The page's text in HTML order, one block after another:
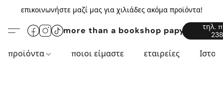
επικοινωνήστε μαζί μας για χιλιάδες ακόμα προϊόντα!
more than a bookshop
τηλ.
προϊόντα ποιοι είμαστε εταιρείες